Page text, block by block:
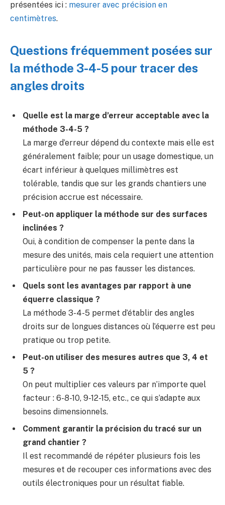
présentées ici : mesurer avec précision en
centimètres.
Questions fréquemment posées sur
la méthode 3-4-5 pour tracer des
angles droits
Quelle est la marge d’erreur acceptable avec la
méthode 3-4-5 ?
La marge d’erreur dépend du contexte mais elle est
généralement faible; pour un usage domestique, un
écart inférieur à quelques millimètres est
tolérable, tandis que sur les grands chantiers une
précision accrue est nécessaire.
Peut-on appliquer la méthode sur des surfaces
inclinées ?
Oui, à condition de compenser la pente dans la
mesure des unités, mais cela requiert une attention
particulière pour ne pas fausser les distances.
Quels sont les avantages par rapport à une
équerre classique ?
La méthode 3-4-5 permet d’établir des angles
droits sur de longues distances où l’équerre est peu
pratique ou trop petite.
Peut-on utiliser des mesures autres que 3, 4 et
5 ?
On peut multiplier ces valeurs par n’importe quel
facteur : 6-8-10, 9-12-15, etc., ce qui s’adapte aux
besoins dimensionnels.
Comment garantir la précision du tracé sur un
grand chantier ?
Il est recommandé de répéter plusieurs fois les
mesures et de recouper ces informations avec des
outils électroniques pour un résultat fiable.